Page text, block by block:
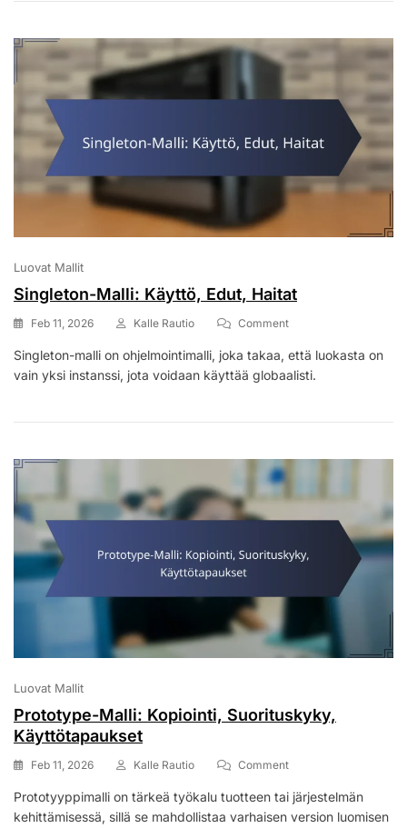
Luovat Mallit
Singleton-Malli: Käyttö, Edut, Haitat
Feb 11, 2026 Kalle Rautio CommentOn
Malli:
Käyttö,
Singleton-malli on ohjelmointimalli, joka takaa, että luokasta on
vain yksi instanssi, jota voidaan käyttää globaalisti.
Luovat Mallit
Prototype-Malli: Kopiointi, Suorituskyky,
Käyttötapaukset
Feb 11, 2026 Kalle Rautio CommentOn
Malli:
Kopiointi,
Prototyyppimalli on tärkeä työkalu tuotteen tai järjestelmän
kehittämisessä, sillä se mahdollistaa varhaisen version luomisen